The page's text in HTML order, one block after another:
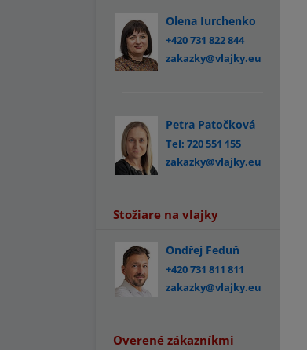
Olena Iurchenko
+420 731 822 844
zakazky@vlajky.eu
Petra Patočková
Tel: 720 551 155
zakazky@vlajky.eu
Stožiare na vlajky
Ondřej Feduň
+420 731 811 811
zakazky@vlajky.eu
Overené zákazníkmi